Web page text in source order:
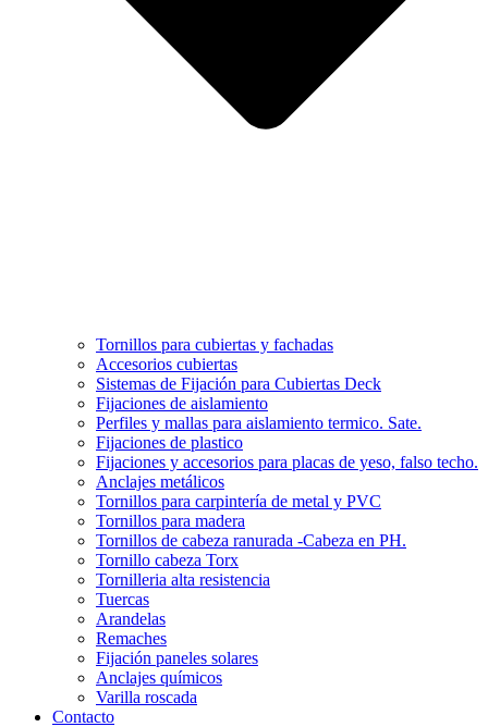
Tornillos para cubiertas y fachadas
Accesorios cubiertas
Sistemas de Fijación para Cubiertas Deck
Fijaciones de aislamiento
Perfiles y mallas para aislamiento termico. Sate.
Fijaciones de plastico
Fijaciones y accesorios para placas de yeso, falso techo.
Anclajes metálicos
Tornillos para carpintería de metal y PVC
Tornillos para madera
Tornillos de cabeza ranurada -Cabeza en PH.
Tornillo cabeza Torx
Tornilleria alta resistencia
Tuercas
Arandelas
Remaches
Fijación paneles solares
Anclajes químicos
Varilla roscada
Contacto